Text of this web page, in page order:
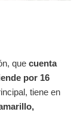
que cuenta
por 16
tiene en